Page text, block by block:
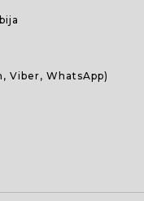
Viber, WhatsApp)